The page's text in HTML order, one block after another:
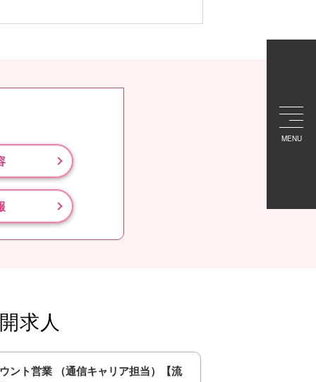
MENU
求人
ント営業 （通信キャリア担当）【流